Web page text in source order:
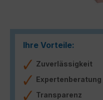
Ihre Vorteile:
Zuverlässigkeit
Expertenberatung
Transparenz